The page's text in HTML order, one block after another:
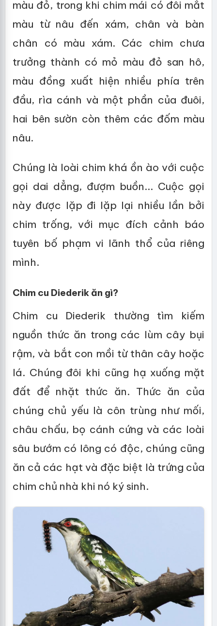
màu đỏ, trong khi chim mái có đôi mắt
màu từ nâu đến xám, chân và bàn
chân có màu xám. Các chim chưa
trưởng thành có mỏ màu đỏ san hô,
màu đồng xuất hiện nhiều phía trên
đầu, rìa cánh và một phần của đuôi,
hai bên sườn còn thêm các đốm màu
nâu.
Chúng là loài chim khá ồn ào với cuộc
gọi dai dẳng, đượm buồn... Cuộc gọi
này được lặp đi lặp lại nhiều lần bởi
chim trống, với mục đích cảnh báo
tuyên bố phạm vi lãnh thổ của riêng
mình.
Chim cu Diederik ăn gì?
Chim cu Diederik thường tìm kiếm
nguồn thức ăn trong các lùm cây bụi
rậm, và bắt con mồi từ thân cây hoặc
lá. Chúng đôi khi cũng hạ xuống mặt
đất để nhặt thức ăn. Thức ăn của
chúng chủ yếu là côn trùng như mối,
châu chấu, bọ cánh cứng và các loài
sâu bướm có lông có độc, chúng cũng
ăn cả các hạt và đặc biệt là trứng của
chim chủ nhà khi nó ký sinh.